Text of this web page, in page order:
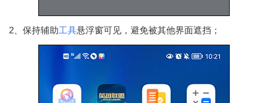
2、保持辅助工具悬浮窗可见，避免被其他界面遮挡；